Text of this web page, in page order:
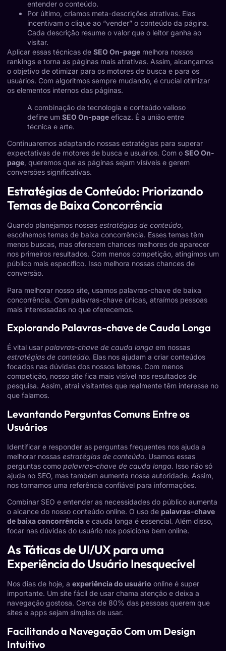
entender o conteúdo.
Por último, criamos meta-descrições atrativas. Elas
incentivam o clique ao “vender” o conteúdo da página.
Cada descrição resume o valor que o leitor ganha ao
visitar.
Aplicar essas técnicas de SEO On-page melhora nossos
rankings e torna as páginas mais atrativas. Assim, alcançamos
o objetivo de otimizar para os motores de busca e para os
usuários. Com algoritmos sempre mudando, é crucial otimizar
os elementos internos das páginas.
A combinação de tecnologia e conteúdo valioso
define um SEO On-page eficaz. É a união entre
técnica e arte.
Continuaremos adaptando nossas estratégias para superar
expectativas de motores de busca e usuários. Com o SEO On-
page, queremos que as páginas sejam visíveis e gerem
conversões significativas.
Estratégias de Conteúdo: Priorizando
Temas de Baixa Concorrência
Quando planejamos nossas estratégias de conteúdo,
escolhemos temas de baixa concorrência. Esses temas têm
menos buscas, mas oferecem chances melhores de aparecer
nos primeiros resultados. Com menos competição, atingimos um
público mais específico. Isso melhora nossas chances de
conversão.
Para melhorar nosso site, usamos palavras-chave de baixa
concorrência. Com palavras-chave únicas, atraímos pessoas
mais interessadas no que oferecemos.
Explorando Palavras-chave de Cauda Longa
É vital usar palavras-chave de cauda longa em nossas
estratégias de conteúdo. Elas nos ajudam a criar conteúdos
focados nas dúvidas dos nossos leitores. Com menos
competição, nosso site fica mais visível nos resultados de
pesquisa. Assim, atrai visitantes que realmente têm interesse no
que falamos.
Levantando Perguntas Comuns Entre os
Usuários
Identificar e responder as perguntas frequentes nos ajuda a
melhorar nossas estratégias de conteúdo. Usamos essas
perguntas como palavras-chave de cauda longa. Isso não só
ajuda no SEO, mas também aumenta nossa autoridade. Assim,
nos tornamos uma referência confiável para informações.
Combinar SEO e entender as necessidades do público aumenta
o alcance do nosso conteúdo online. O uso de palavras-chave
de baixa concorrência e cauda longa é essencial. Além disso,
focar nas dúvidas do usuário nos posiciona bem online.
As Táticas de UI/UX para uma
Experiência do Usuário Inesquecível
Nos dias de hoje, a experiência do usuário online é super
importante. Um site fácil de usar chama atenção e deixa a
navegação gostosa. Cerca de 80% das pessoas querem que
sites e apps sejam simples de usar.
Facilitando a Navegação Com um Design
Intuitivo